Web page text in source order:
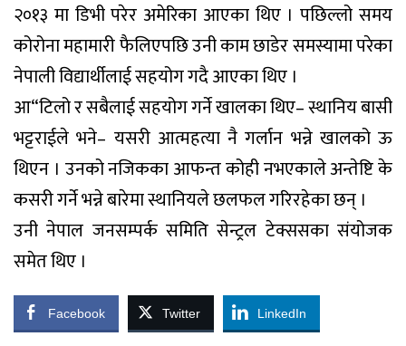
२०१३ मा डिभी परेर अमेरिका आएका थिए । पछिल्लो समय
कोरोना महामारी फैलिएपछि उनी काम छाडेर समस्यामा परेका
नेपाली विद्यार्थीलाई सहयोग गदै आएका थिए ।
आ“टिलो र सबैलाई सहयोग गर्ने खालका थिए– स्थानिय बासी
भट्टराईले भने– यसरी आत्महत्या नै गर्लान भन्ने खालको ऊ
थिएन । उनको नजिकका आफन्त कोही नभएकाले अन्तेष्टि के
कसरी गर्ने भन्ने बारेमा स्थानियले छलफल गरिरहेका छन् ।
उनी नेपाल जनसम्पर्क समिति सेन्ट्रल टेक्ससका संयोजक
समेत थिए ।
Facebook Twitter LinkedIn